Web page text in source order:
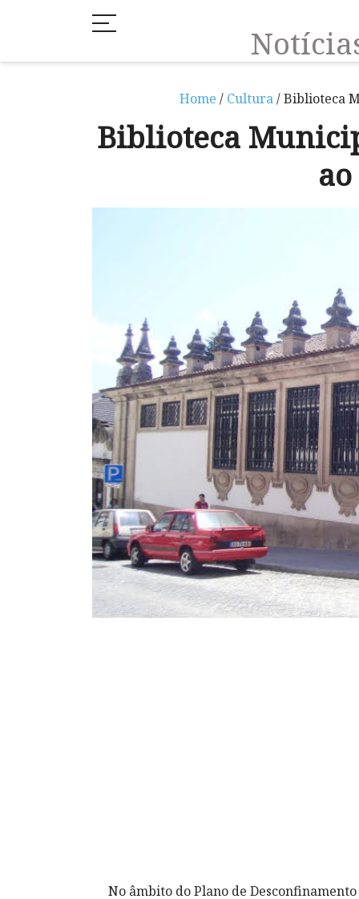
Home / Cultura/ Biblioteca
Biblioteca
No âmbito do Plano de